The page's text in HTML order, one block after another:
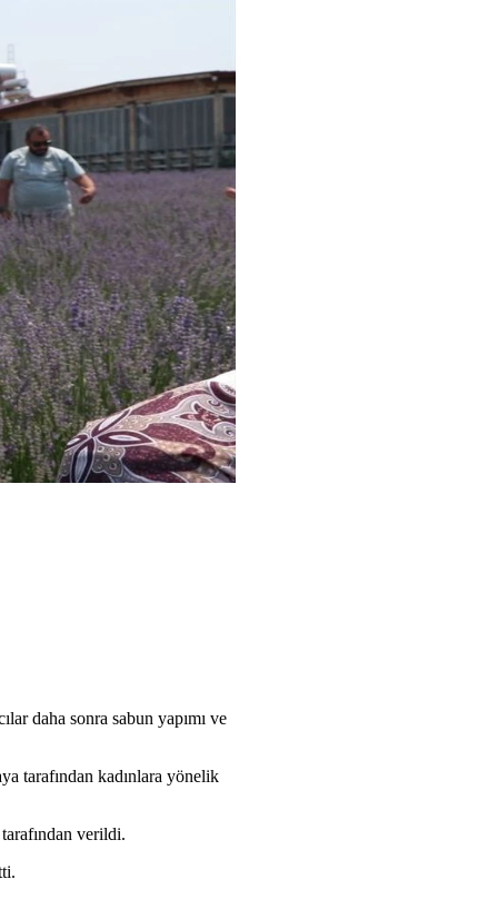
daha sonra sabun yapımı ve
tarafından kadınlara yönelik
verildi.